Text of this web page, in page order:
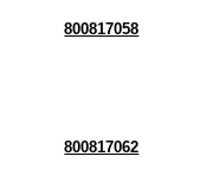
800817058
800817062